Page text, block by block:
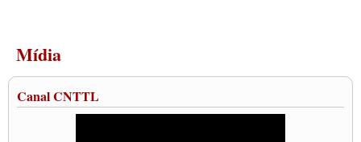
Mídia
Canal CNTTL